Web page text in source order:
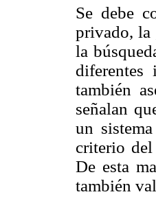
Se debe
privado, la
la
también
señalan
un
criterio
De esta
también